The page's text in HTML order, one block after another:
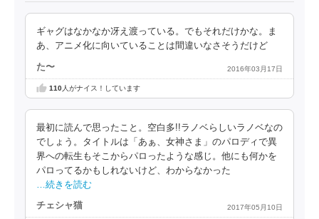
ギャグはなかなか冴え渡っている。でもそれだけかな。ま
あ、アニメ化に向いていることは間違いなさそうだけど
た〜 2016年03月17日
110人がナイス！しています
最初に読んで思ったこと。空白多!!ラノベらしいラノベなの
でしょう。タイトルは「あぁ、女神さま」のパロディで異
界への転生もそこからパロったような感じ。他にも何かを
パロってるかもしれないけど、わからなかった
…続きを読む
チェシャ猫 2017年05月10日